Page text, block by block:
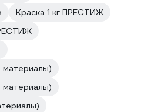
Краска 1 кг ПРЕСТИЖ
материалы)
материалы)